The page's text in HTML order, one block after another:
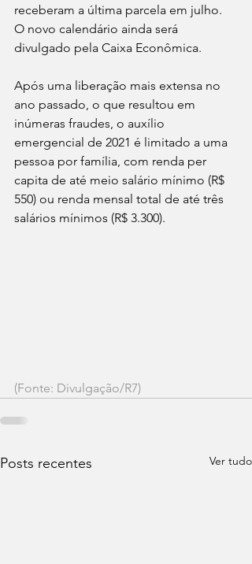
receberam a última parcela em julho.
O novo calendário ainda será
divulgado pela Caixa Econômica.
Após uma liberação mais extensa no
ano passado, o que resultou em
inúmeras fraudes, o auxílio
emergencial de 2021 é limitado a uma
pessoa por família, com renda per
capita de até meio salário mínimo (R$
550) ou renda mensal total de até três
salários mínimos (R$ 3.300).
(Fonte: Divulgação/R7)
Posts recentes Ver tudo